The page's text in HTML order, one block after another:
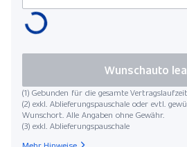
(1) Gebunden für die gesamte
(2) exkl. Ablieferungspauschale oder evtl.
Wunschort. Alle Angaben ohne Gewähr.
(3) exkl. Ablieferungspauschale
Wunschauto